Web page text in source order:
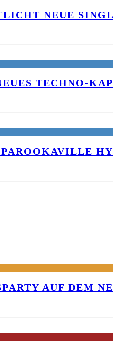
NEUE
TECHNO-
AUF DEM